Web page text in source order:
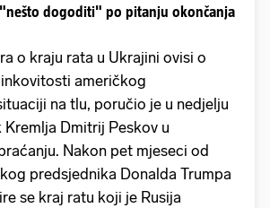
"nešto dogoditi" po pitanju okončanja
o kraju rata u Ukrajini ovisi o
američkog
na tlu, poručio je u nedjelju
Dmitrij Peskov u
Nakon pet mjeseci od
predsjednika Donalda Trumpa
se kraj ratu koji je Rusija